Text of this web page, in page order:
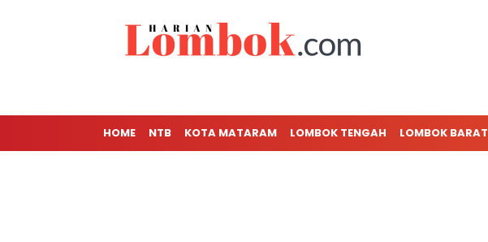
HOME NTB KOTA MATARAM LOMBOK TENGAH LOMBOK BARAT